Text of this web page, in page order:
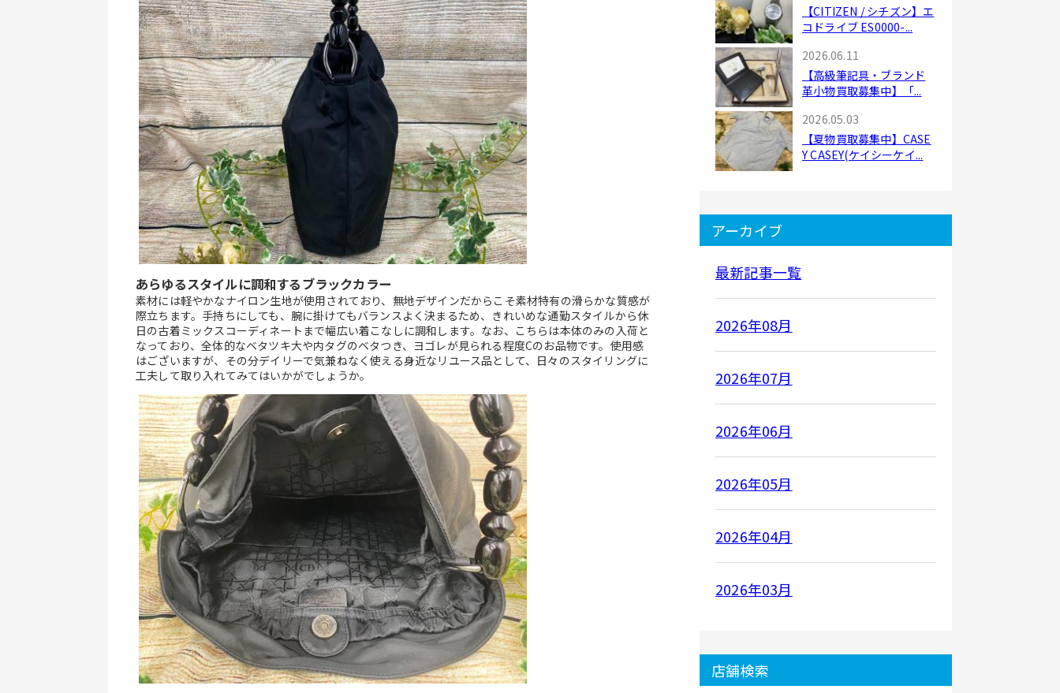
あらゆるスタイルに調和するブラックカラー
素材には軽やかなナイロン生地が使用されており、無地デザインだからこそ素材特有の滑らかな質感が
際立ちます。手持ちにしても、腕に掛けてもバランスよく決まるため、きれいめな通勤スタイルから休
日の古着ミックスコーディネートまで幅広い着こなしに調和します。なお、こちらは本体のみの入荷と
なっており、全体的なベタツキ大や内タグのベタつき、ヨゴレが見られる程度Cのお品物です。使用感
はございますが、その分デイリーで気兼ねなく使える身近なリユース品として、日々のスタイリングに
工夫して取り入れてみてはいかがでしょうか。
【CITIZEN / シチズン】エ
コドライブ ES0000-...
2026.06.11
【高級筆記具・ブランド
革小物買取募集中】「...
2026.05.03
【夏物買取募集中】CASE
Y CASEY(ケイシーケイ...
アーカイブ
最新記事一覧
2026年08月
2026年07月
2026年06月
2026年05月
2026年04月
2026年03月
店舗検索